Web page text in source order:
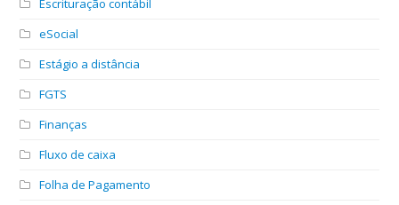
Escrituração contábil
eSocial
Estágio a distância
FGTS
Finanças
Fluxo de caixa
Folha de Pagamento